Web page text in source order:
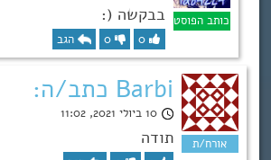
בבקשה (:
0
0 הגב
Barbi כתב/ה:
10 ביולי 2021, 11:02
תודה